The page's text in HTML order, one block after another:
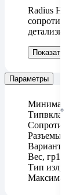
Radius
Показать
Параметры
Тип
Разъемы
Варианты
Вес, гр18
Тип